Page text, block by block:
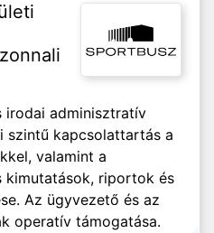
irodai adminisztratív
szintű kapcsolattartás a
valamint a
kimutatások, riportok és
Az ügyvezető és az
operatív támogatása.